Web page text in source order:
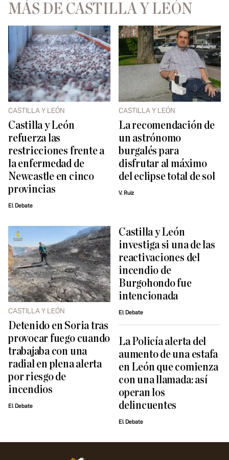
MÁS DE CASTILLA Y LEÓN
CASTILLA Y LEÓN
Castilla y León
refuerza las
restricciones frente a
la enfermedad de
Newcastle en cinco
provincias
El Debate
CASTILLA Y LEÓN
La recomendación de
un astrónomo
burgalés para
disfrutar al máximo
del eclipse total de sol
V. Ruiz
CASTILLA Y LEÓN
Detenido en Soria tras
provocar fuego cuando
trabajaba con una
radial en plena alerta
por riesgo de
incendios
El Debate
Castilla y León
investiga si una de las
reactivaciones del
incendio de
Burgohondo fue
intencionada
El Debate
La Policía alerta del
aumento de una estafa
en León que comienza
con una llamada: así
operan los
delincuentes
El Debate